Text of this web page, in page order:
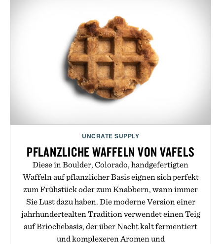
UNCRATE SUPPLY
PFLANZLICHE WAFFELN VON VAFELS
Diese in Boulder, Colorado, handgefertigten
Waffeln auf pflanzlicher Basis eignen sich perfekt
zum Frühstück oder zum Knabbern, wann immer
Sie Lust dazu haben. Die moderne Version einer
jahrhundertealten Tradition verwendet einen Teig
auf Briochebasis, der über Nacht kalt fermentiert
und komplexeren Aromen und